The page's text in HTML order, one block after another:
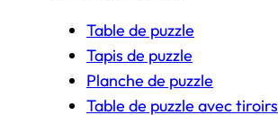
Table de puzzle
Tapis de puzzle
Planche de puzzle
Table de puzzle avec tiroirs